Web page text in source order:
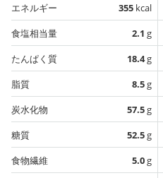
エネルギー 355 kcal
食塩相当量
2.1 g
たんぱく質
18.4g
脂質
8.5g
炭水化物
57.5g
糖質
52.5g
食物繊維
5.0g